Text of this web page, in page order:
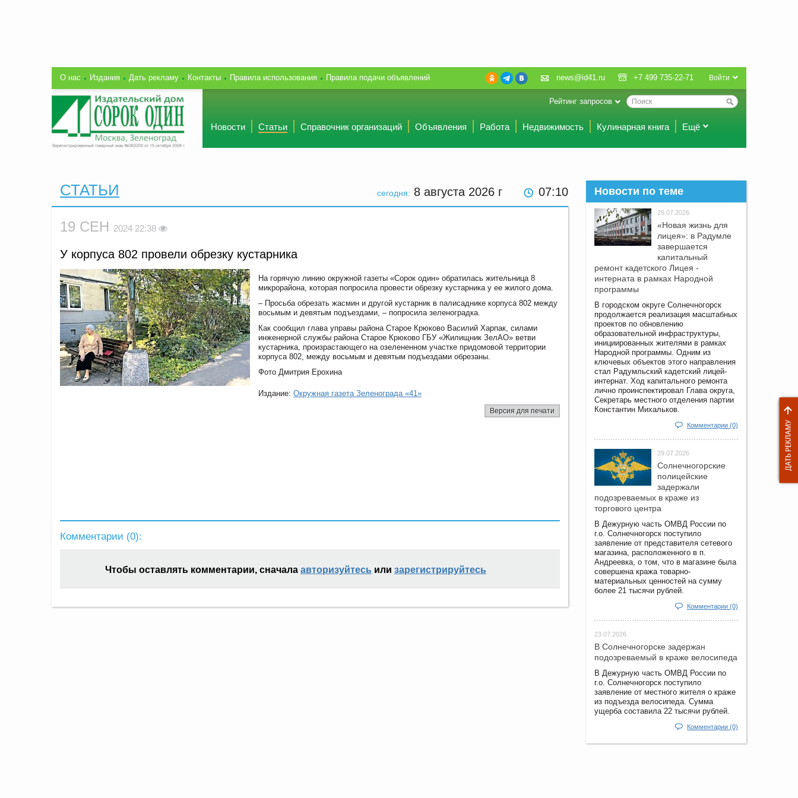
О нас Издания Дать рекламу Контакты Правила использования Правила подачи объявлений Войти
news@id41.ru +7 499 735-22-71
Рейтинг запросов
Новости Статьи Справочник организаций Объявления Работа Недвижимость Кулинарная книга Ещё
сегодня: 8 августа 2026 г 07 10
СТАТЬИ
19 СЕН 2024 22:38
У корпуса 802 провели обрезку кустарника
На горячую линию окружной газеты «Сорок один» обратилась жительница 8
микрорайона, которая попросила провести обрезку кустарника у ее жилого дома.
– Просьба обрезать жасмин и другой кустарник в палисаднике корпуса 802 между
восьмым и девятым подъездами, – попросила зеленоградка.
Как сообщил глава управы района Старое Крюково Василий Харпак, силами
инженерной службы района Старое Крюково ГБУ «Жилищник ЗелАО» ветви
кустарника, произрастающего на озелененном участке придомовой территории
корпуса 802, между восьмым и девятым подъездами обрезаны.
Фото Дмитрия Ерохина
Издание: Окружная газета Зеленограда «41»
Версия для печати
Комментарии (0):
Чтобы оставлять комментарии, сначала авторизуйтесь или зарегистрируйтесь
Новости по теме
29.07.2026
«Новая жизнь для
лицея»: в Радумле
завершается
капитальный
ремонт кадетского Лицея -
интерната в рамках Народной
программы
В городском округе Солнечногорск
продолжается реализация масштабных
проектов по обновлению
образовательной инфраструктуры,
инициированных жителями в рамках
Народной программы. Одним из
ключевых объектов этого направления
стал Радумльский кадетский лицей-
интернат. Ход капитального ремонта
лично проинспектировал Глава округа,
Секретарь местного отделения партии
Константин Михальков.
Комментарии (0)
29.07.2026
Солнечногорские
полицейские
задержали
подозреваемых в краже из
торгового центра
В Дежурную часть ОМВД России по
г.о. Солнечногорск поступило
заявление от представителя сетевого
магазина, расположенного в п.
Андреевка, о том, что в магазине была
совершена кража товарно-
материальных ценностей на сумму
более 21 тысячи рублей.
Комментарии (0)
23.07.2026
В Солнечногорске задержан
подозреваемый в краже велосипеда
В Дежурную часть ОМВД России по
г.о. Солнечногорск поступило
заявление от местного жителя о краже
из подъезда велосипеда. Сумма
ущерба составила 22 тысячи рублей.
Комментарии (0)